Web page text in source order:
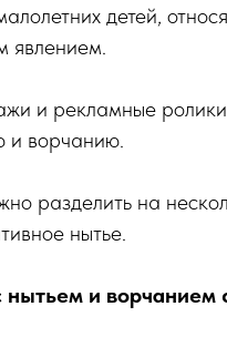
детей,
явлением.
и рекламные
и ворчанию.
разделить на
нытье.
и ворчанием